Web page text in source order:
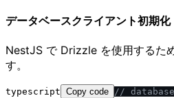
データベースクライアント初期化
NestJS で Drizzle を使用するた
す。
typescript Copy code //